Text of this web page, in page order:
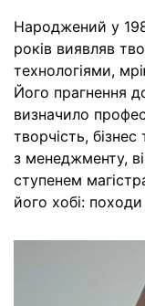
Народжений у
років виявляв
технологіями,
Його прагнення
визначило
творчість,
з менеджменту,
ступенем
його хобі: